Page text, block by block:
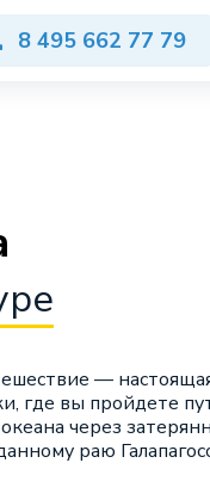
8 495 662 77 79
—
где вы пройдете
через
раю